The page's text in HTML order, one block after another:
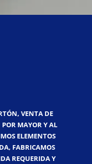
VENTA DE
MAYOR Y AL
ELEMENTOS
FABRICAMOS
REQUERIDA Y